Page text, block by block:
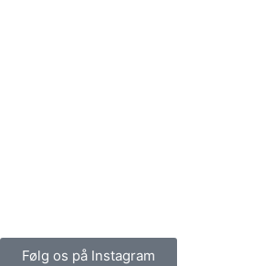
Følg os på Instagram